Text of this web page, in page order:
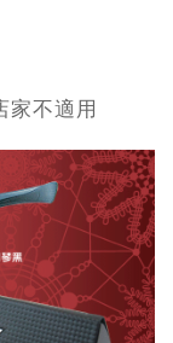
家不適用